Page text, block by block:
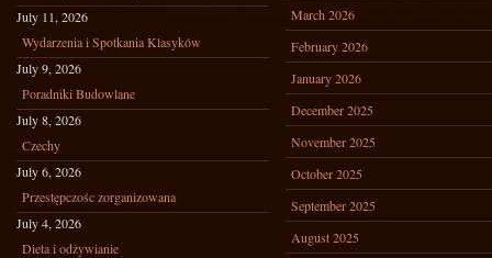
July 11, 2026
Wydarzenia i Spotkania Klasyków
July 9, 2026
Poradniki Budowlane
July 8, 2026
Czechy
July 6, 2026
Przestępczośc zorganizowana
July 4, 2026
Dieta i odżywianie
March 2026
February 2026
January 2026
December 2025
November 2025
October 2025
September 2025
August 2025